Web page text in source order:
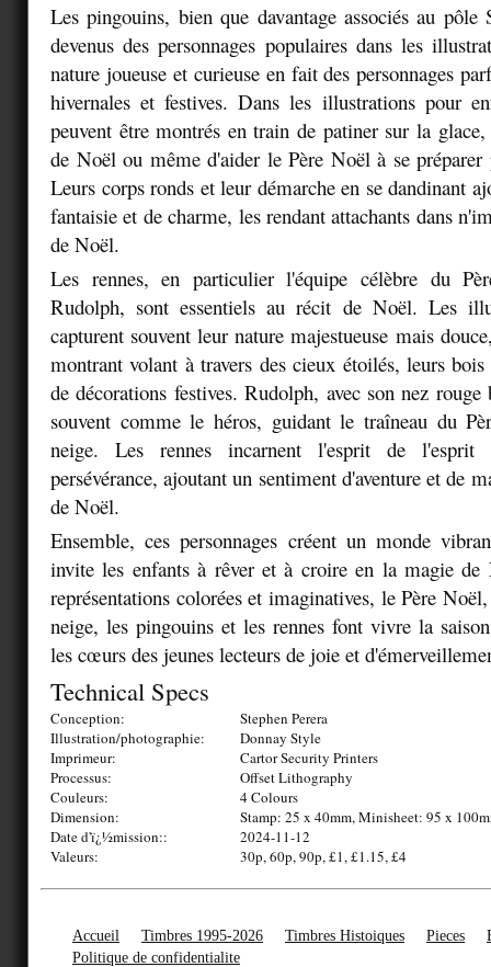
Les pingouins, bien que davantage associés au pôle
devenus des personnages populaires dans les
nature joueuse et curieuse en fait des personnages
hivernales et festives. Dans les illustrations pour
peuvent être montrés en train de patiner sur la
de Noël ou même d'aider le Père Noël à se préparer
Leurs corps ronds et leur démarche en se dandinant
fantaisie et de charme, les rendant attachants dans
de Noël.
Les rennes, en particulier l'équipe célèbre du
Rudolph, sont essentiels au récit de Noël. Les
capturent souvent leur nature majestueuse mais
montrant volant à travers des cieux étoilés, leurs
de décorations festives. Rudolph, avec son nez
souvent comme le héros, guidant le traîneau du
neige. Les rennes incarnent l'esprit de
persévérance, ajoutant un sentiment d'aventure et de
de Noël.
Ensemble, ces personnages créent un monde
invite les enfants à rêver et à croire en la magie de
représentations colorées et imaginatives, le Père
neige, les pingouins et les rennes font vivre la
les cœurs des jeunes lecteurs de joie et
Technical Specs
Conception:
Stephen Perera
Illustration/photographie:
Donnay Style
Imprimeur:
Cartor Security Printers
Processus:
Offset Lithography
Couleurs:
4 Colours
Dimension:
Stamp: 25 x 40mm, Minisheet: 95 x
Date d'ï¿½mission::
2024-11-12
Valeurs:
30p, 60p, 90p, £1, £1.15, £4
Accueil Timbres 1995-2026 Timbres Histoiques Pieces
Politique de confidentialite